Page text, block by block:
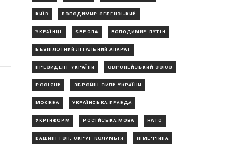
КИЇВ ВОЛОДИМИР ЗЕЛЕНСЬКИЙ
УКРАЇНЦІ ЄВРОПА ВОЛОДИМИР ПУТІН
БЕЗПІЛОТНИЙ ЛІТАЛЬНИЙ АПАРАТ
ПРЕЗИДЕНТ УКРАЇНИ ЄВРОПЕЙСЬКИЙ СОЮЗ
РОСІЯНИ ЗБРОЙНІ СИЛИ УКРАЇНИ
МОСКВА УКРАЇНСЬКА ПРАВДА
УКРІНФОРМ РОСІЙСЬКА МОВА НАТО
ВАШИНГТОН, ОКРУГ КОЛУМБІЯ НІМЕЧЧИНА